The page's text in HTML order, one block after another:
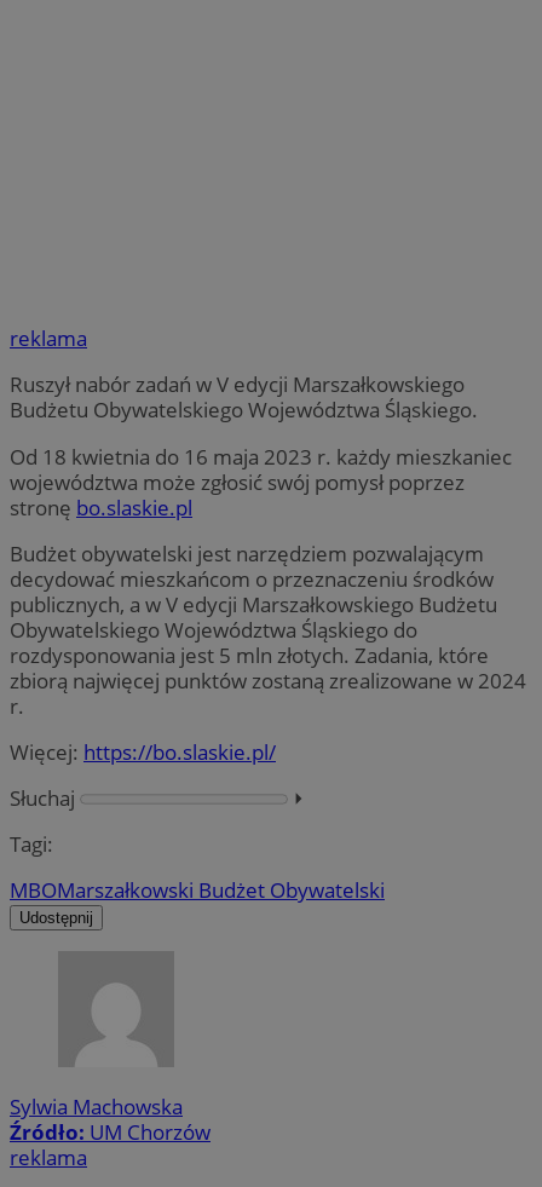
reklama
Ruszył nabór zadań w V edycji Marszałkowskiego
Budżetu Obywatelskiego Województwa Śląskiego.
Od 18 kwietnia do 16 maja 2023 r. każdy mieszkaniec
województwa może zgłosić swój pomysł poprzez
stronę bo.slaskie.pl
Budżet obywatelski jest narzędziem pozwalającym
decydować mieszkańcom o przeznaczeniu środków
publicznych, a w V edycji Marszałkowskiego Budżetu
Obywatelskiego Województwa Śląskiego do
rozdysponowania jest 5 mln złotych. Zadania, które
zbiorą najwięcej punktów zostaną zrealizowane w 2024
r.
Więcej: https://bo.slaskie.pl/
Słuchaj
⏵︎
Tagi:
MBOMarszałkowski Budżet Obywatelski
Udostępnij
Sylwia Machowska
Źródło: UM Chorzów
reklama